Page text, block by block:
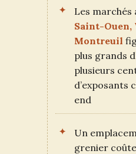
Les marchés
Saint-Ouen,
Montreuil
plus grands
plusieurs
d’exposants
end
Un
grenier